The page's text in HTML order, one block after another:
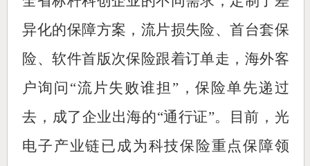
异化的保障方案，流片损失险、首台套保
险、软件首版次保险跟着订单走，海外客
户询问“流片失败谁担”，保险单先递过
去，成了企业出海的“通行证”。目前，光
电子产业链已成为科技保险重点保障领